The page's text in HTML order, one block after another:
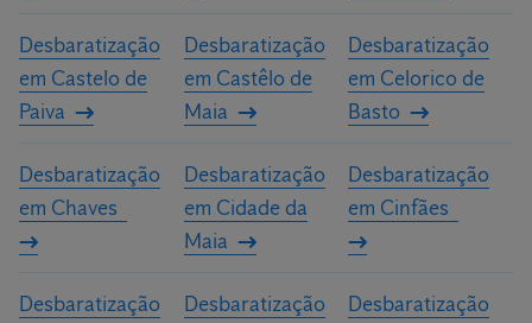
Desbaratização
em Castelo de
Paiva
Desbaratização
em Castêlo de
Maia
Desbaratização
em Celorico de
Basto
Desbaratização
em Chaves
Desbaratização
em Cidade da
Maia
Desbaratização
em Cinfães
Desbaratização
Desbaratização
Desbaratização